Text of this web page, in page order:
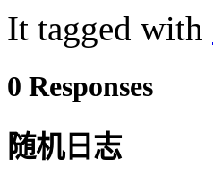
It tagged with
0 Responses
随机日志